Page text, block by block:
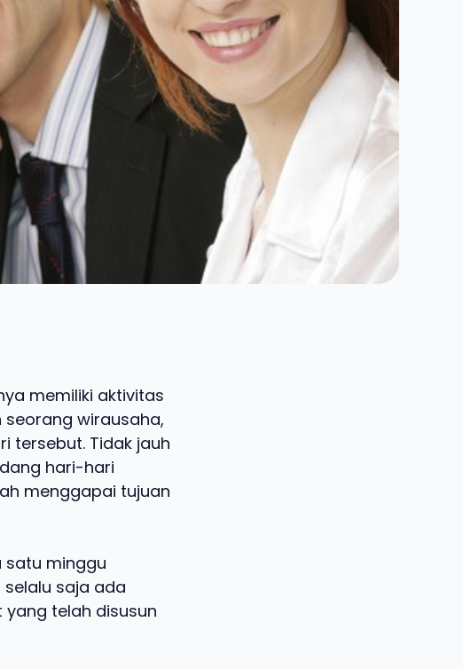
memiliki aktivitas
wirausaha,
tersebut. Tidak jauh
hari-hari
menggapai tujuan
satu minggu
saja ada
telah disusun